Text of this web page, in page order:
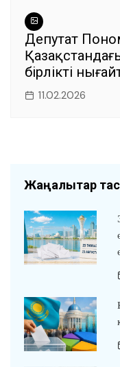
Депутат
бірлікті
11.02.2026
Жаңалықтар